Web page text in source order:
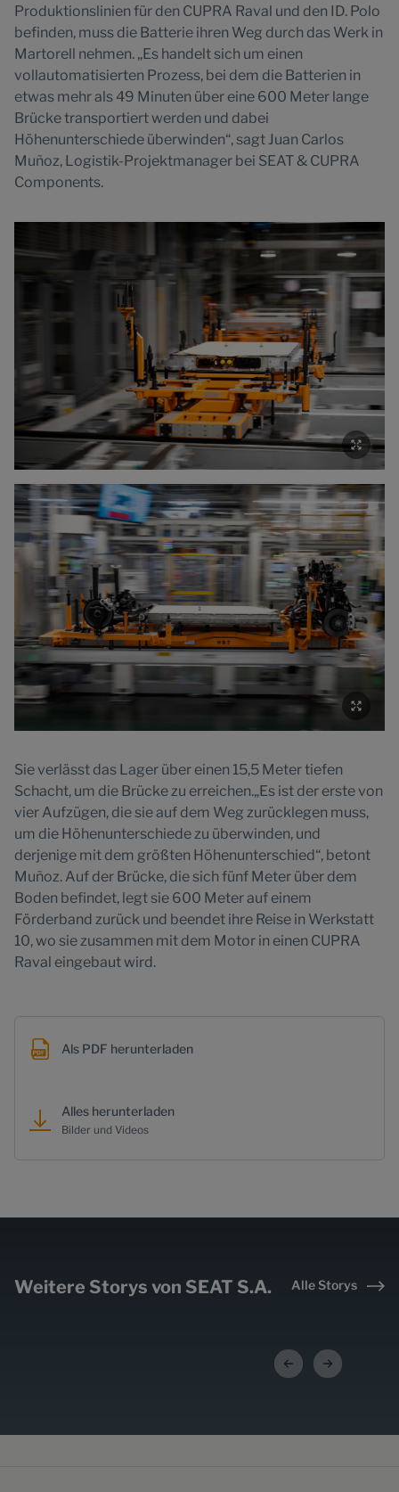
Produktionslinien für den CUPRA Raval und den ID. Polo
befinden, muss die Batterie ihren Weg durch das Werk in
Martorell nehmen. „Es handelt sich um einen
vollautomatisierten Prozess, bei dem die Batterien in
etwas mehr als 49 Minuten über eine 600 Meter lange
Brücke transportiert werden und dabei
Höhenunterschiede überwinden“, sagt Juan Carlos
Muñoz, Logistik-Projektmanager bei SEAT & CUPRA
Components.
Sie verlässt das Lager über einen 15,5 Meter tiefen
Schacht, um die Brücke zu erreichen.„Es ist der erste von
vier Aufzügen, die sie auf dem Weg zurücklegen muss,
um die Höhenunterschiede zu überwinden, und
derjenige mit dem größten Höhenunterschied“, betont
Muñoz. Auf der Brücke, die sich fünf Meter über dem
Boden befindet, legt sie 600 Meter auf einem
Förderband zurück und beendet ihre Reise in Werkstatt
10, wo sie zusammen mit dem Motor in einen CUPRA
Raval eingebaut wird.
Als PDF herunterladen
Alles herunterladen
Bilder und Videos
Weitere Storys von SEAT S.A. Alle Storys
Ära der Mobilität